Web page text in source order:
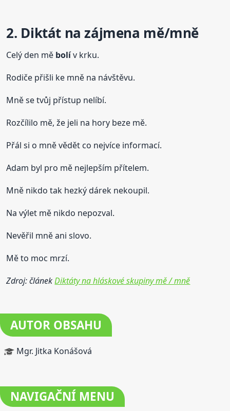
2. Diktát na zájmena mě/mně
Celý den mě bolív krku.
Rodiče přišli ke mně na návštěvu.
Mně se tvůj přístup nelíbí.
Rozčílilo mě, že jeli na hory beze mě.
Přál si o mně vědět co nejvíce informací.
Adam byl pro mě nejlepším přítelem.
Mně nikdo tak hezký dárek nekoupil.
Na výlet mě nikdo nepozval.
Nevěřil mně ani slovo.
Mě to moc mrzí.
Zdroj: článekDiktáty na hláskové skupiny mě / mně
AUTOR OBSAHU
Mgr. Jitka Konášová
NAVIGAČNÍ MENU